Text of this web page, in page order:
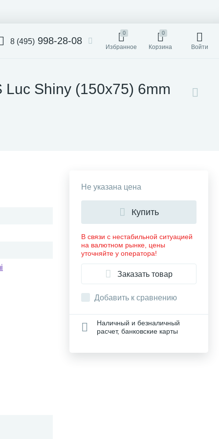
8 (495) 998-28-08
0
Избранное
0
Корзина Войти
Luc Shiny (150x75) 6mm
Не указана цена
Купить
В связи с нестабильной ситуацией
на валютном рынке, цены
уточняйте у оператора!
Заказать товар
Добавить к сравнению
Наличный и безналичный
расчет, банковские карты